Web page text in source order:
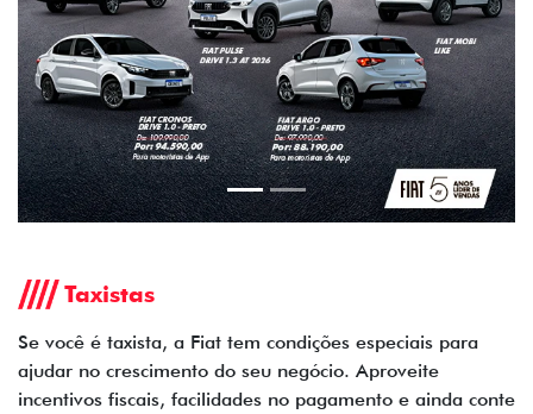
Taxistas
Se você é taxista, a Fiat tem condições especiais para
ajudar no crescimento do seu negócio. Aproveite
incentivos fiscais, facilidades no pagamento e ainda conte